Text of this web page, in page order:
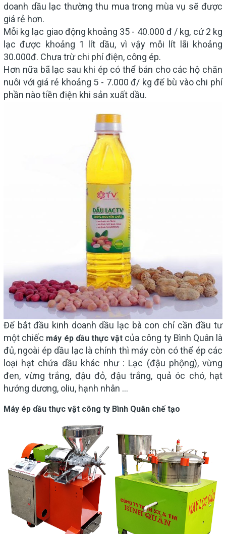
doanh dầu lạc thường thu mua trong mùa vụ sẽ được
giá rẻ hơn.
Mỗi kg lạc giao động khoảng 35 - 40.000 đ / kg, cứ 2 kg
lạc được khoảng 1 lít dầu, vì vậy mỗi lít lãi khoảng
30.000đ. Chưa trừ chi phí điện, công ép.
Hơn nữa bã lạc sau khi ép có thể bán cho các hộ chăn
nuôi với giá rẻ khoảng 5 - 7.000 đ/ kg để bù vào chi phí
phần nào tiền điện khi sản xuất dầu.
Để bắt đầu kinh doanh dầu lạc bà con chỉ cần đầu tư
một chiếc máy ép dầu thực vật của công ty Bình Quân là
đủ, ngoài ép dầu lạc là chính thì máy còn có thể ép các
loại hạt chứa dầu khác như : Lạc (đậu phộng), vừng
đen, vừng trắng, đậu đỏ, đậu trắng, quả óc chó, hạt
hướng dương, oliu, hạnh nhân ...
Máy ép dầu thực vật công ty Bình Quân chế tạo